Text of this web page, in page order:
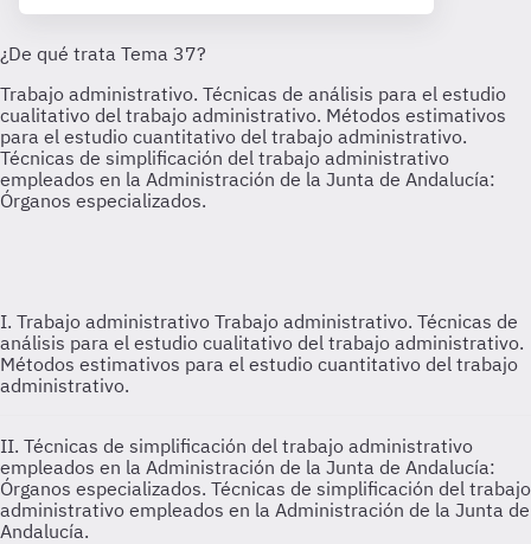
I. Trabajo administrativo Trabajo administrativo. Técnicas de
análisis para el estudio cualitativo del trabajo administrativo.
Métodos estimativos para el estudio cuantitativo del trabajo
administrativo.
II. Técnicas de simplificación del trabajo administrativo
empleados en la Administración de la Junta de Andalucía:
Órganos especializados. Técnicas de simplificación del trabajo
administrativo empleados en la Administración de la Junta de
Andalucía.